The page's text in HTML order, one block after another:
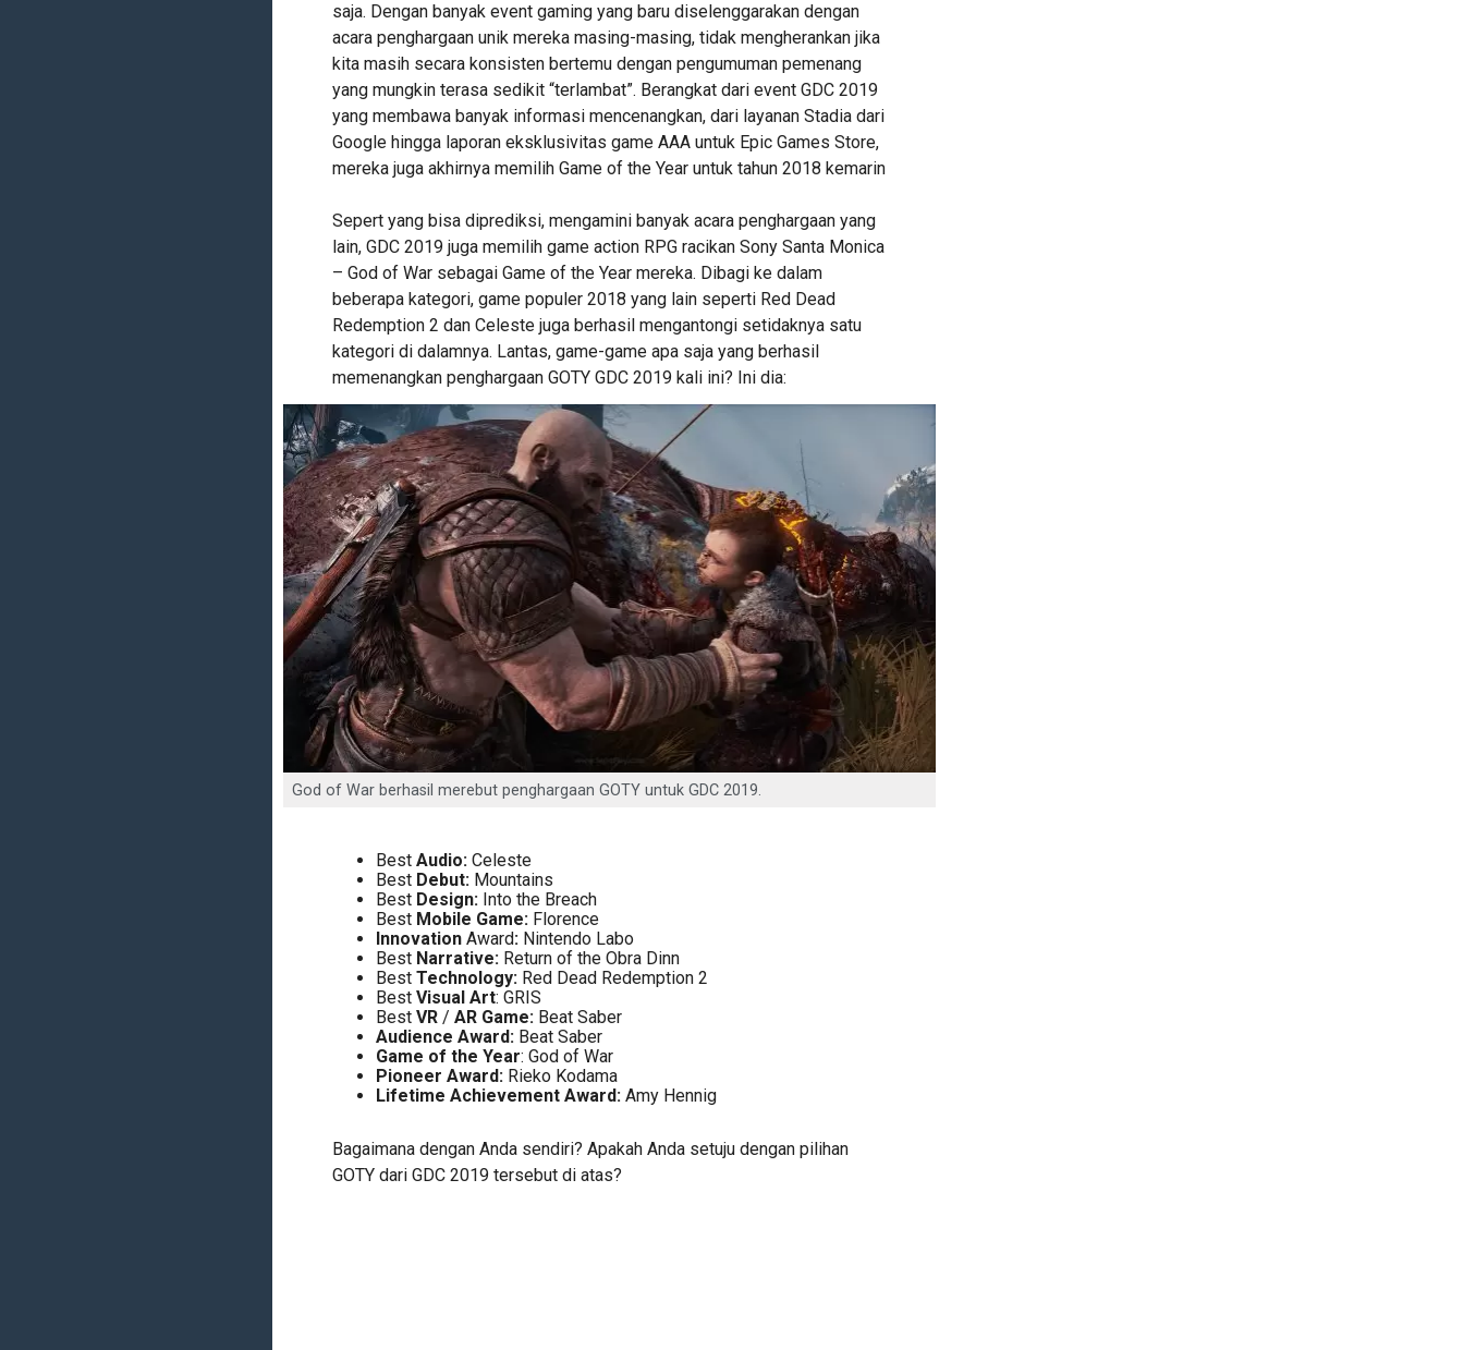
saja. Dengan banyak event gaming yang baru diselenggarakan dengan
acara penghargaan unik mereka masing-masing, tidak mengherankan jika
kita masih secara konsisten bertemu dengan pengumuman pemenang
yang mungkin terasa sedikit “terlambat”. Berangkat dari event GDC 2019
yang membawa banyak informasi mencenangkan, dari layanan Stadia dari
Google hingga laporan eksklusivitas game AAA untuk Epic Games Store,
mereka juga akhirnya memilih Game of the Year untuk tahun 2018 kemarin
Sepert yang bisa diprediksi, mengamini banyak acara penghargaan yang
lain, GDC 2019 juga memilih game action RPG racikan Sony Santa Monica
– God of War sebagai Game of the Year mereka. Dibagi ke dalam
beberapa kategori, game populer 2018 yang lain seperti Red Dead
Redemption 2 dan Celeste juga berhasil mengantongi setidaknya satu
kategori di dalamnya. Lantas, game-game apa saja yang berhasil
memenangkan penghargaan GOTY GDC 2019 kali ini? Ini dia:
God of War berhasil merebut penghargaan GOTY untuk GDC 2019.
Best Audio:Celeste
Best Debut:Mountains
Best Design:Into the Breach
Best Mobile Game:Florence
InnovationAward:Nintendo Labo
Best Narrative:Return of the Obra Dinn
Best Technology:Red Dead Redemption 2
Best Visual Art: GRIS
Best VR/ AR Game:Beat Saber
Audience Award:Beat Saber
Game of the Year: God of War
Pioneer Award:Rieko Kodama
Lifetime Achievement Award:Amy Hennig
Bagaimana dengan Anda sendiri? Apakah Anda setuju dengan pilihan
GOTY dari GDC 2019 tersebut di atas?